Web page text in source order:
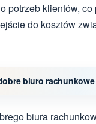
potrzeb klientów,
do kosztów
biuro
biura